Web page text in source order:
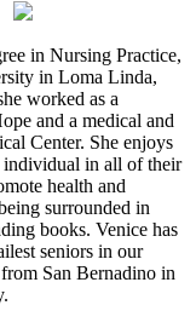
in Nursing Practice,
in Loma Linda,
worked as a
and a medical and
Center. She enjoys
individual in all of their
health and
surrounded in
books. Venice has
seniors in our
San Bernadino in